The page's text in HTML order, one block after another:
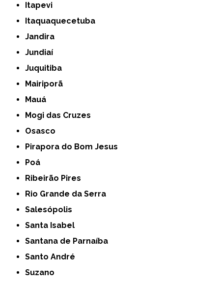
Itapevi
Itaquaquecetuba
Jandira
Jundiaí
Juquitiba
Mairiporã
Mauá
Mogi das Cruzes
Osasco
Pirapora do Bom Jesus
Poá
Ribeirão Pires
Rio Grande da Serra
Salesópolis
Santa Isabel
Santana de Parnaíba
Santo André
Suzano